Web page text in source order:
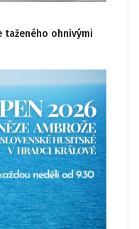
taženého ohnivými